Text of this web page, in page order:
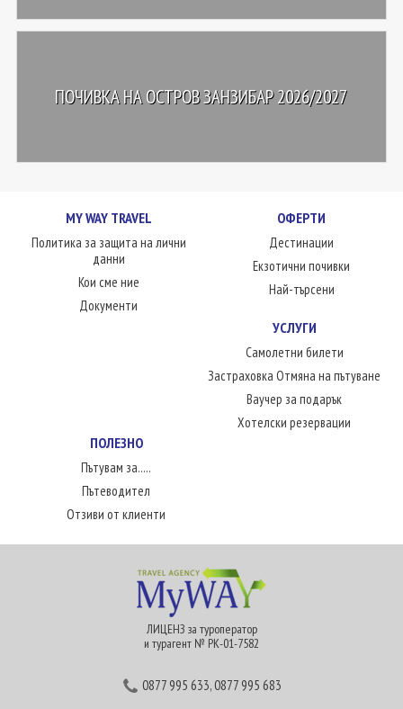
ПОЧИВКА НА ОСТРОВ ЗАНЗИБАР 2026/2027
MY WAY TRAVEL
Политика за защита на лични
данни
Кои сме ние
Документи
ОФЕРТИ
Дестинации
Екзотични почивки
Най-търсени
УСЛУГИ
Самолетни билети
Застраховка Отмяна на пътуване
Ваучер за подарък
Хотелски резервации
ПОЛЕЗНО
Пътувам за.....
Пътеводител
Отзиви от клиенти
ЛИЦЕНЗ за туроператор
и турагент № РК-01-7582
0877 995 633,0877 995 683